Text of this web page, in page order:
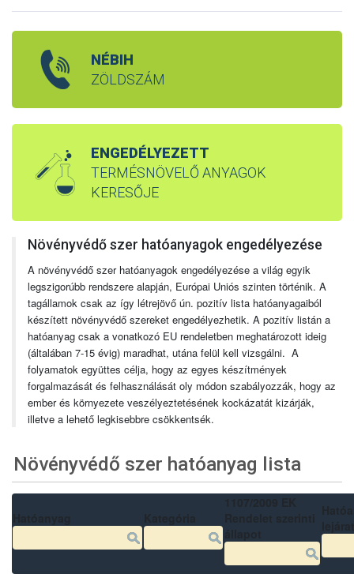
NÉBIH
ZÖLDSZÁM
ENGEDÉLYEZETT
TERMÉSNÖVELŐ ANYAGOK
KERESŐJE
Növényvédő szer hatóanyagok engedélyezése
A növényvédő szer hatóanyagok engedélyezése a világ egyik
legszigorúbb rendszere alapján, Európai Uniós szinten történik. A
tagállamok csak az így létrejövő ún. pozitív lista hatóanyagaiból
készített növényvédő szereket engedélyezhetik. A pozitív listán a
hatóanyag csak a vonatkozó EU rendeletben meghatározott ideig
(általában 7-15 évig) maradhat, utána felül kell vizsgálni. A
folyamatok együttes célja, hogy az egyes készítmények
forgalmazását és felhasználását oly módon szabályozzák, hogy az
ember és környezete veszélyeztetésének kockázatát kizárják,
illetve a lehető legkisebbre csökkentsék.
Növényvédő szer hatóanyag lista